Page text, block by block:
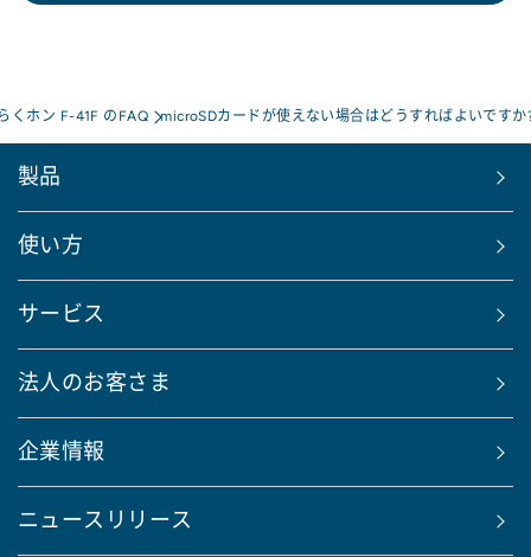
くホン F-41F のFAQ microSDカードが使えない場合はどうすればよいですか
製品
使い方
サービス
法人のお客さま
企業情報
ニュースリリース